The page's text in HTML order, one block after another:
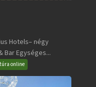
Hotels– négy
Bar Egységes...
online